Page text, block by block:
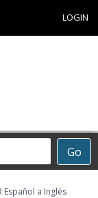
LOGIN
Go
Español a Inglés